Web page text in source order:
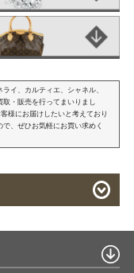
イ、カルティエ、シャネル、
・販売を行ってまいりまし
様にお届けしたいと考えており
、ぜひお気軽にお買い求めく